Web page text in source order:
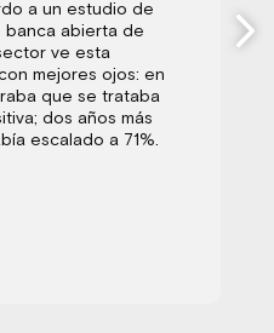
a un estudio de
banca abierta de
ve esta
mejores ojos: en
que se trataba
dos años más
escalado a 71%.